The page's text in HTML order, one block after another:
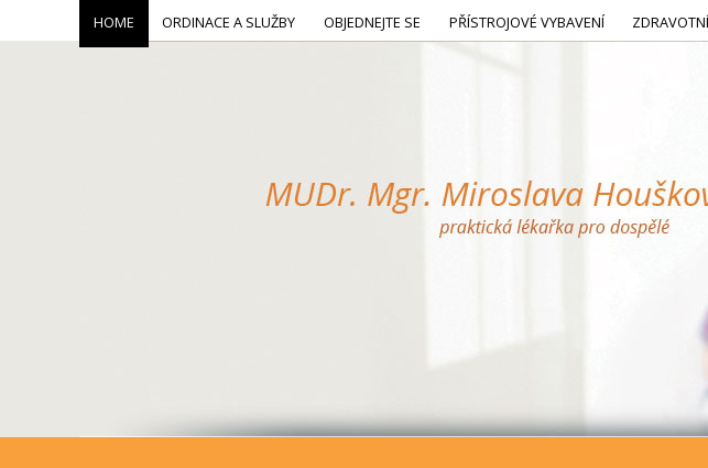
HOME ORDINACE A SLUŽBY OBJEDNEJTE SE PŘÍSTROJOVÉ VYBAVENÍ